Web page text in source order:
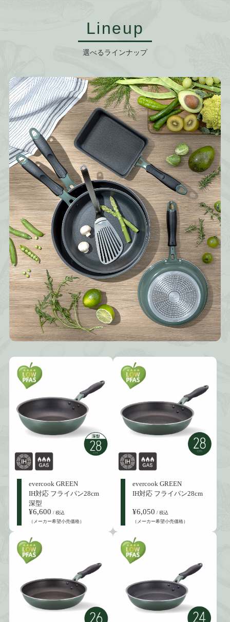
Lineup
選べるラインナップ
evercook GREEN
IH対応 フライパン28cm
深型
¥6,600 / 税込
（メーカー希望小売価格）
evercook GREEN
IH対応 フライパン28cm
¥6,050 / 税込
（メーカー希望小売価格）